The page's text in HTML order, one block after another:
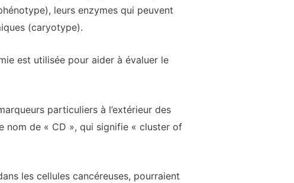
leurs enzymes qui peuvent
(caryotype).
est utilisée pour aider à évaluer le
particuliers à l’extérieur des
nom de « CD », qui signifie « cluster of
les cellules cancéreuses, pourraient